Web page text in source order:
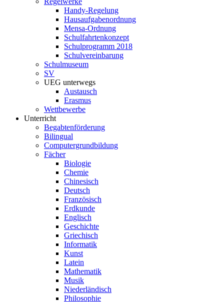
Handy-Regelung
Hausaufgabenordnung
Mensa-Ordnung
Schulfahrtenkonzept
Schulprogramm 2018
Schulvereinbarung
Schulmuseum
SV
UEG unterwegs
Austausch
Erasmus
Wettbewerbe
Unterricht
Begabtenförderung
Bilingual
Computergrundbildung
Fächer
Biologie
Chemie
Chinesisch
Deutsch
Französisch
Erdkunde
Englisch
Geschichte
Griechisch
Informatik
Kunst
Latein
Mathematik
Musik
Niederländisch
Philosophie